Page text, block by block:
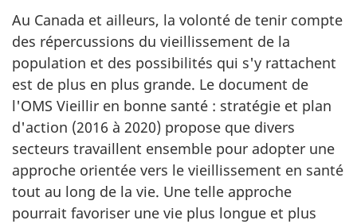
Au Canada et ailleurs, la volonté de tenir compte
des répercussions du vieillissement de la
population et des possibilités qui s'y rattachent
est de plus en plus grande. Le document de
l'OMS Vieillir en bonne santé : stratégie et plan
d'action (2016 à 2020) propose que divers
secteurs travaillent ensemble pour adopter une
approche orientée vers le vieillissement en santé
tout au long de la vie. Une telle approche
pourrait favoriser une vie plus longue et plus